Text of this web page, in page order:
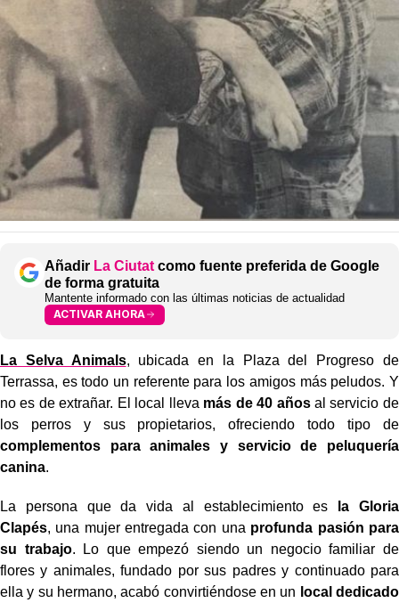
Añadir La Ciutat como fuente preferida de Google
de forma gratuita
Mantente informado con las últimas noticias de actualidad
ACTIVAR AHORA
La Selva Animals, ubicada en la Plaza del Progreso de
Terrassa, es todo un referente para los amigos más peludos. Y
no es de extrañar. El local lleva más de 40 añosal servicio de
los perros y sus propietarios, ofreciendo todo tipo de
complementos para animales y servicio de peluquería
canina.
La persona que da vida al establecimiento es
la Gloria
Clapés, una mujer entregada con una profunda pasión para
su trabajo. Lo que empezó siendo un negocio familiar de
flores y animales, fundado por sus padres y continuado para
ella y su hermano, acabó convirtiéndose en un local dedicado